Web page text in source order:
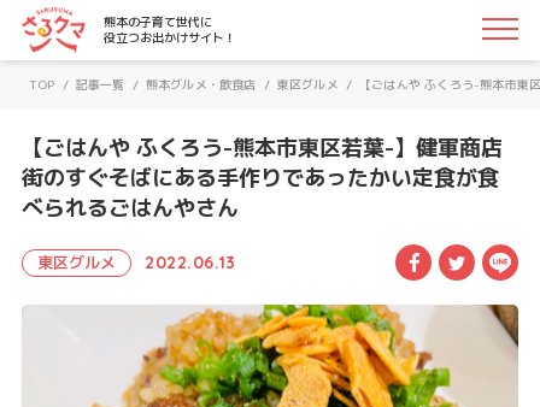
さるクマ-さるこう、熊本-｜熊本の子育て世代に役立つお
熊本の子育て世代に
役立つお出かけサイト！
TOP / 記事一覧 / 熊本グルメ・飲食店 / 東区グルメ / 【ごはんや ふくろう-熊本市東
【ごはんや ふくろう-熊本市東区若葉-】健軍商店
街のすぐそばにある手作りであったかい定食が食
べられるごはんやさん
東区グルメ 2022.06.13 Facebook